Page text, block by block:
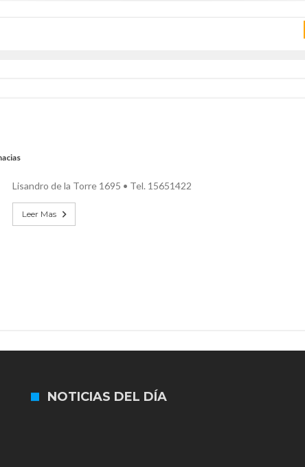
el EPI y el Hospital Vilela
recolección de golosinas para agasajar a los niños en su día
fuertes y ráfagas que podrían superar los 80 km/h
juvenil de malambo de Los Quirquinchos
lluvias intensas
Lisandro de la Torre 1695 • Tel. 15651422
Leer Mas
NOTICIAS DEL DÍA